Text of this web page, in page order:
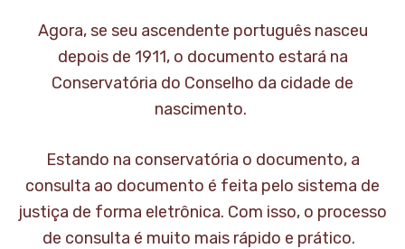
Agora, se seu ascendente português nasceu
depois de 1911, o documento estará na
Conservatória do Conselho da cidade de
nascimento.
Estando na conservatória o documento, a
consulta ao documento é feita pelo sistema de
justiça de forma eletrônica. Com isso, o processo
de consulta é muito mais rápido e prático.